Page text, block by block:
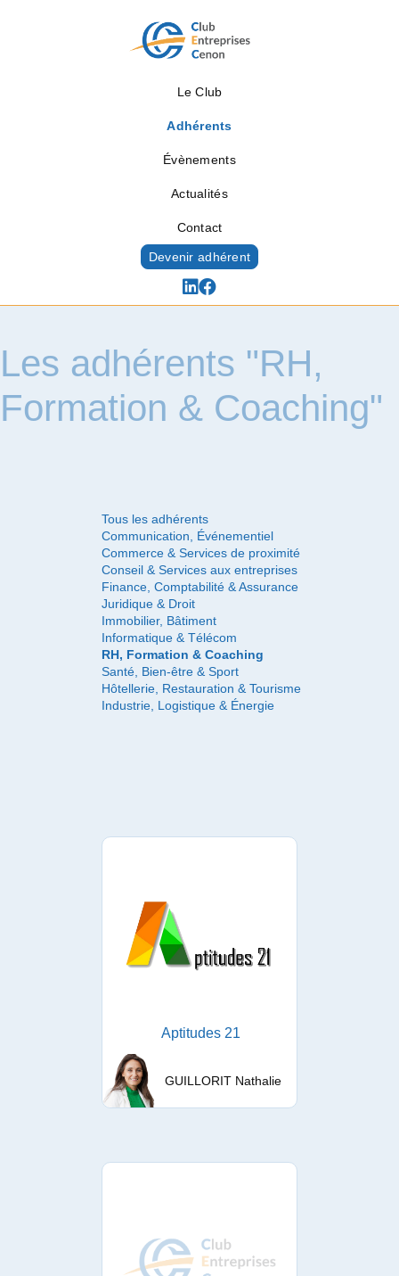
Le Club
Adhérents
Évènements
Actualités
Contact
Devenir adhérent
Les adhérents "RH,
Formation & Coaching"
Tous les adhérents
Communication, Événementiel
Commerce & Services de proximité
Conseil & Services aux entreprises
Finance, Comptabilité & Assurance
Juridique & Droit
Immobilier, Bâtiment
Informatique & Télécom
RH, Formation & Coaching
Santé, Bien-être & Sport
Hôtellerie, Restauration & Tourisme
Industrie, Logistique & Énergie
Aptitudes 21
GUILLORIT Nathalie